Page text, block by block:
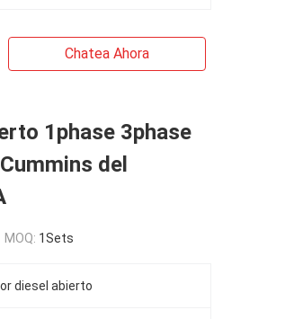
Chatea Ahora
1phase 3phase
del
MOQ: 1Sets
diesel abierto